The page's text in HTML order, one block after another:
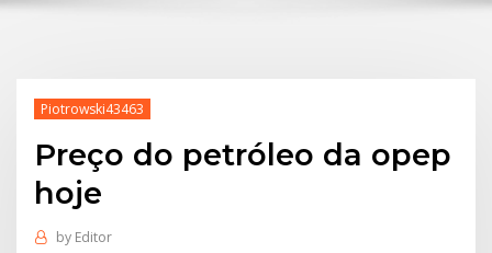
Piotrowski43463
Preço do petróleo da opep
hoje
by Editor